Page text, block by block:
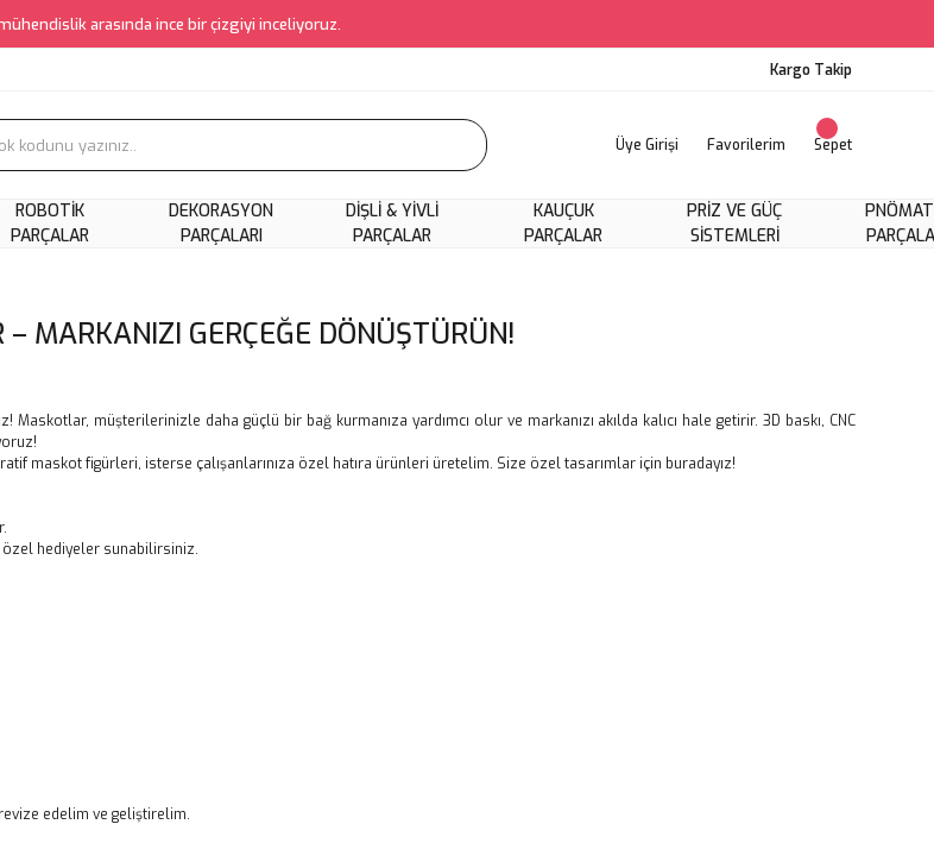
arasında ince bir çizgiyi inceliyoruz.
Kargo Takip
Üye Girişi Favorilerim Sepet
ROBOTIK
PARÇALAR
DEKORASYON
PARÇALARI
DIŞLI & YIVLI
PARÇALAR
KAUÇUK
PARÇALAR
PRIZ VE GÜÇ
SISTEMLERI
MARKANIZI GERÇEĞE DÖNÜŞTÜRÜN!
müşterilerinizle daha güçlü bir bağ kurmanıza yardımcı olur ve markanızı akılda kalıcı hale getirir. 3D baskı, CNC
maskot figürleri, isterse çalışanlarınıza özel hatıra ürünleri üretelim. Size özel tasarımlar için buradayız!
özel hediyeler sunabilirsiniz.
edelim ve geliştirelim.